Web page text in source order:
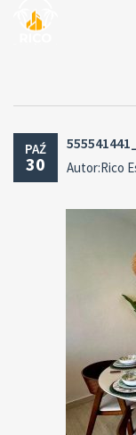
PAŹ
30 Autor:Rico